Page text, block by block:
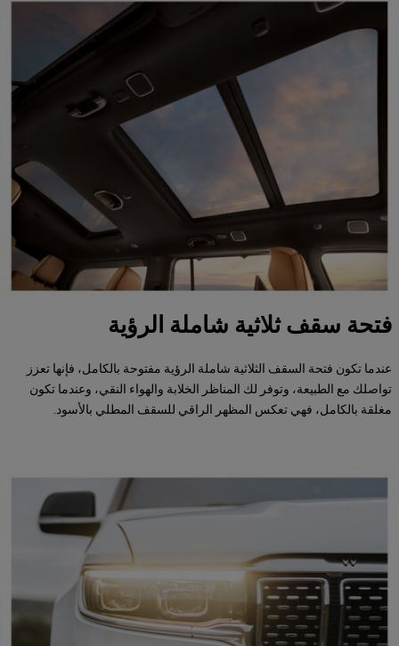
فتحة سقف ثلاثية شاملة الرؤية
عندما تكون فتحة السقف الثلاثية شاملة الرؤية مفتوحة بالكامل، فإنها تعزز
تواصلك مع الطبيعة، وتوفر لك المناظر الخلابة والهواء النقي، وعندما تكون
مغلقة بالكامل، فهي تعكس المظهر الراقي للسقف المطلي بالأسود.